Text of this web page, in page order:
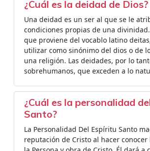
¿Cuál es la deidad de Dios?
Una deidad es un ser al que se le
condiciones propias de una
que proviene del vocablo latino
utilizar como sinónimo del dios o de
una religión. Las deidades, por lo
sobrehumanos, que exceden a lo
¿Cuál es la personalidad
Santo?
La Personalidad Del Espíritu Santo
reputación de Cristo al hacer